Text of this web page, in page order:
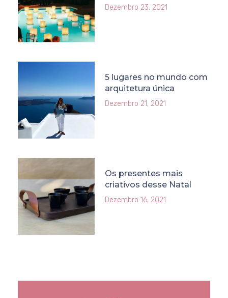
Dezembro 23, 2021
5 lugares no mundo com
arquitetura única
Dezembro 21, 2021
Os presentes mais
criativos desse Natal
Dezembro 16, 2021